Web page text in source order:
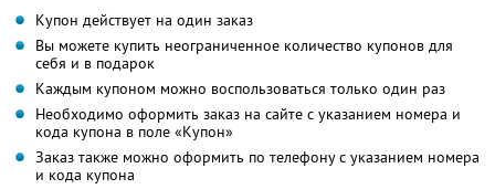
Купон действует на один заказ
Вы можете купить неограниченное количество купонов для
себя и в подарок
Каждым купоном можно воспользоваться только один раз
Необходимо оформить заказ на сайте с указанием номера и
кода купона в поле «Купон»
Заказ также можно оформить по телефону с указанием номера
и кода купона